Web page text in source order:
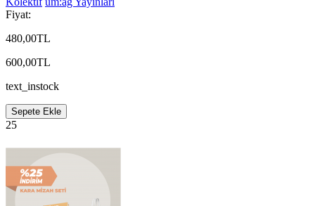
Fiyat:
480,00TL
600,00TL
text_instock
Sepete Ekle
25